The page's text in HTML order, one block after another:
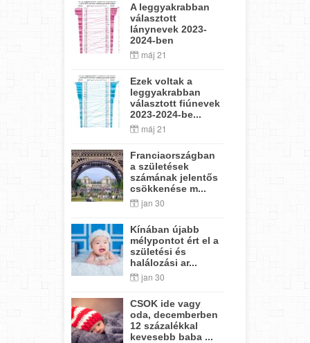
A leggyakrabban
választott
lánynevek 2023-
2024-ben
máj 21
Ezek voltak a
leggyakrabban
választott fiúnevek
2023-2024-be...
máj 21
Franciaországban
a születések
számának jelentős
csökkenése m...
jan 30
Kínában újabb
mélypontot ért el a
születési és
halálozási ar...
jan 30
CSOK ide vagy
oda, decemberben
12 százalékkal
kevesebb baba ...